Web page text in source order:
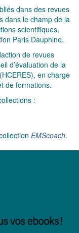
dans des revues
dans le champ de la
scientifiques,
Paris Dauphine.
de revues
d’évaluation de la
en charge
de formations.
:
EMScoach.